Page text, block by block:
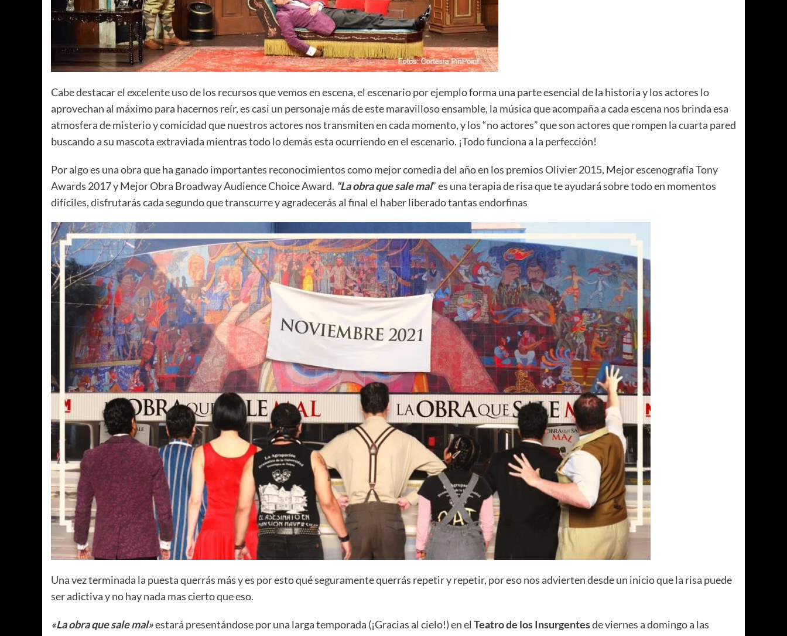
Cabe destacar el excelente uso de los recursos que vemos en escena, el escenario por ejemplo forma una parte esencial de la historia y los actores lo
aprovechan al máximo para hacernos reír, es casi un personaje más de este maravilloso ensamble, la música que acompaña a cada escena nos brinda esa
atmosfera de misterio y comicidad que nuestros actores nos transmiten en cada momento, y los “no actores” que son actores que rompen la cuarta pared
buscando a su mascota extraviada mientras todo lo demás esta ocurriendo en el escenario. ¡Todo funciona a la perfección!
Por algo es una obra que ha ganado importantes reconocimientos como mejor comedia del año en los premios Olivier 2015, Mejor escenografía Tony
Awards 2017 y Mejor Obra Broadway Audience Choice Award. “La obra que sale mal” es una terapia de risa que te ayudará sobre todo en momentos
difíciles, disfrutarás cada segundo que transcurre y agradecerás al final el haber liberado tantas endorfinas
Una vez terminada la puesta querrás más y es por esto qué seguramente querrás repetir y repetir, por eso nos advierten desde un inicio que la risa puede
ser adictiva y no hay nada mas cierto que eso.
«La obra que sale mal»estará presentándose por una larga temporada (¡Gracias al cielo!) en el Teatro de los Insurgentesde viernes a domingo a las